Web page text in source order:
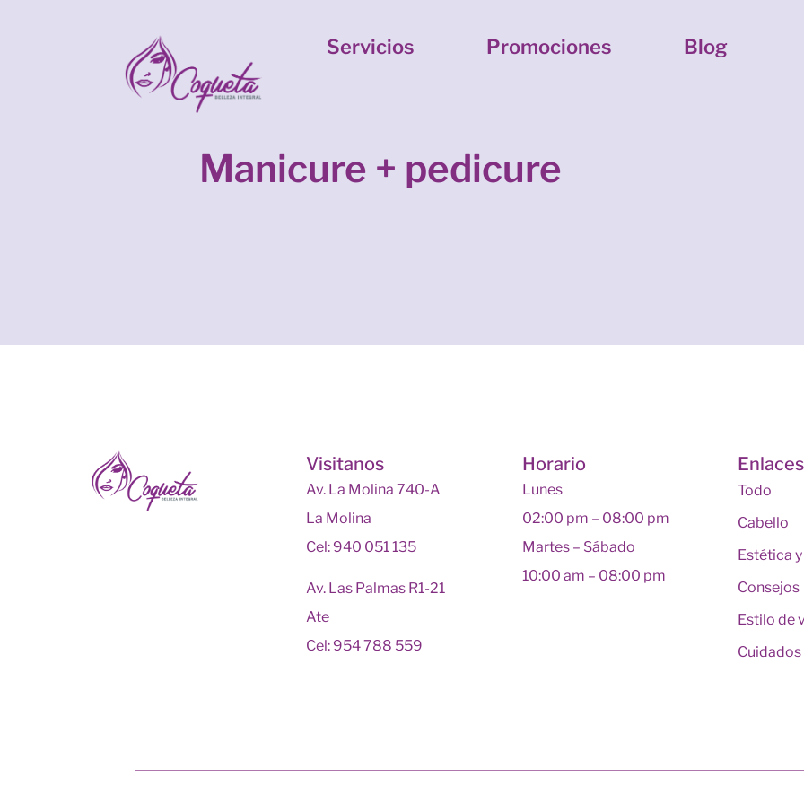
Servicios Promociones Blog
Manicure + pedicure
Visitanos
Av. La Molina 740-A
La Molina
Cel: 940 051 135
Av. Las Palmas R1-21
Ate
Cel: 954 788 559
Horario
Lunes
02:00 pm – 08:00 pm
Martes – Sábado
10:00 am – 08:00 pm
Enlaces
Todo
Cabello
Estética
Consejos
Estilo de